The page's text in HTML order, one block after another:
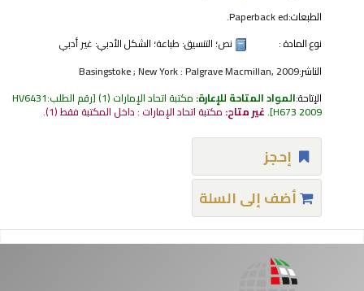
الطبعات:Paperback ed.
نوع المادة :
نص؛ التنسيق: طباعة؛ الشكل الأدبي: غير أدبي
الناشر:Basingstoke ; New York : Palgrave Macmillan, 2009
الإتاحة:المواد المتاحة للإعارة: مكتبة اتحاد الإمارات (1) رقم الطلب:HV6431
H673 2009
.غير متاح: مكتبة اتحاد الإمارات : داخل المكتبة فقط(1).
إحجز
أضف إلى السلة